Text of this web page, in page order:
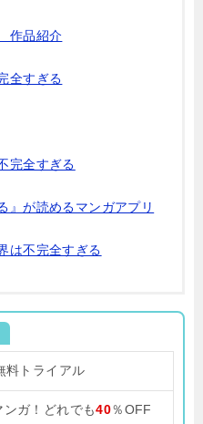
作品紹介
全すぎる
完全すぎる
』が読めるマンガアプリ
は不完全すぎる
料トライアル
ンガ！どれでも40％OFF